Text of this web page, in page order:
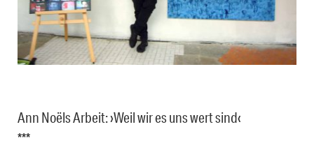
Ann Noëls Arbeit: ›Weil wir es uns wert sind‹
***